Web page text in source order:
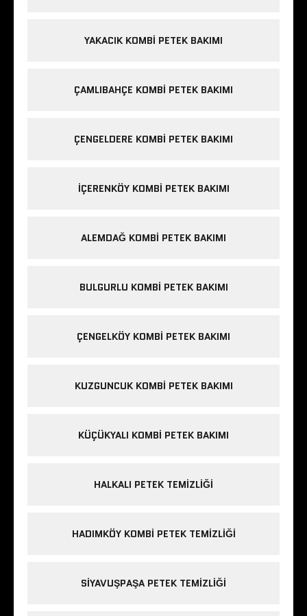
YAKACIK KOMBI PETEK BAKIMI
ÇAMLIBAHÇE KOMBI PETEK BAKIMI
ÇENGELDERE KOMBI PETEK BAKIMI
IÇERENKÖY KOMBI PETEK BAKIMI
ALEMDAĞ KOMBI PETEK BAKIMI
BULGURLU KOMBI PETEK BAKIMI
ÇENGELKÖY KOMBI PETEK BAKIMI
KUZGUNCUK KOMBI PETEK BAKIMI
KÜÇÜKYALI KOMBI PETEK BAKIMI
HALKALI PETEK TEMIZLIĞI
HADIMKÖY KOMBI PETEK TEMIZLIĞI
SIYAVUŞPAŞA PETEK TEMIZLIĞI